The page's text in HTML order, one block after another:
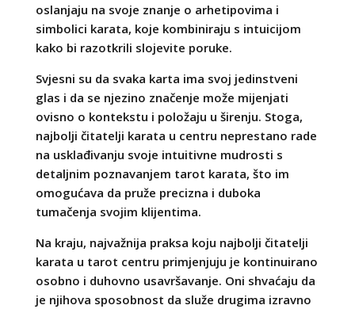
oslanjaju na svoje znanje o arhetipovima i
simbolici karata, koje kombiniraju s intuicijom
kako bi razotkrili slojevite poruke.
Svjesni su da svaka karta ima svoj jedinstveni
glas i da se njezino značenje može mijenjati
ovisno o kontekstu i položaju u širenju. Stoga,
najbolji čitatelji karata u centru neprestano rade
na usklađivanju svoje intuitivne mudrosti s
detaljnim poznavanjem tarot karata, što im
omogućava da pruže precizna i duboka
tumačenja svojim klijentima.
Na kraju, najvažnija praksa koju najbolji čitatelji
karata u tarot centru primjenjuju je kontinuirano
osobno i duhovno usavršavanje. Oni shvaćaju da
je njihova sposobnost da služe drugima izravno